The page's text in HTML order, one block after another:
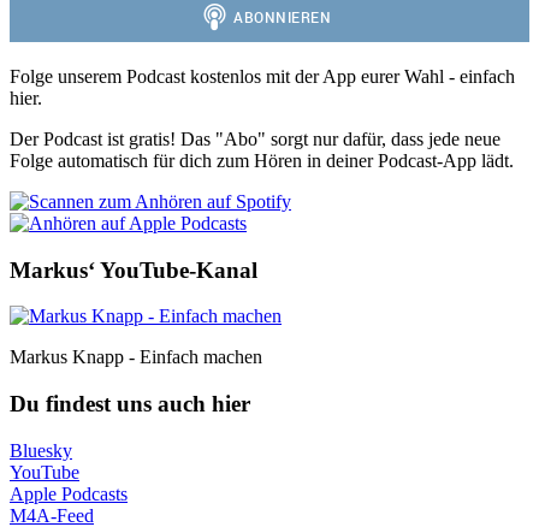
Folge unserem Podcast kostenlos mit der App eurer Wahl - einfach
hier.
Der Podcast ist gratis! Das "Abo" sorgt nur dafür, dass jede neue
Folge automatisch für dich zum Hören in deiner Podcast-App lädt.
Markus‘ YouTube-Kanal
Markus Knapp - Einfach machen
Du findest uns auch hier
Bluesky
YouTube
Apple Podcasts
M4A-Feed